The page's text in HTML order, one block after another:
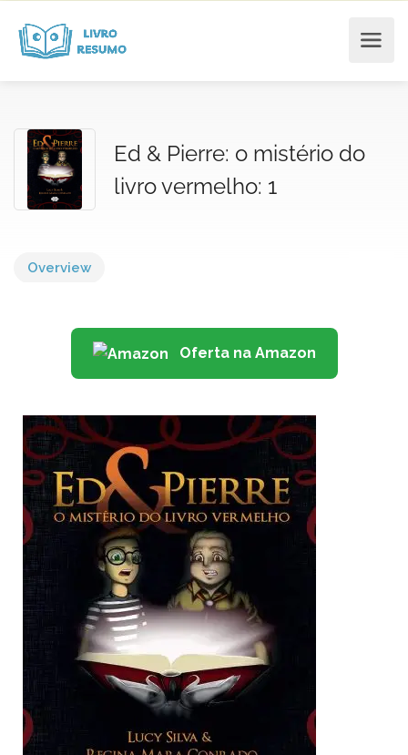
Ed & Pierre: o mistério do
livro vermelho: 1
Overview
Oferta na Amazon